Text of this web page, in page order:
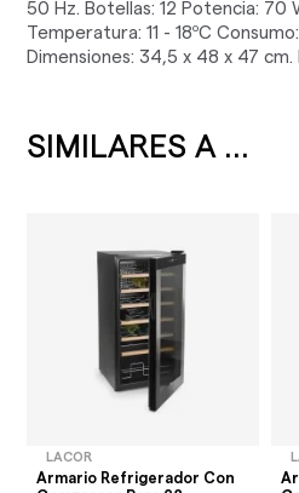
50 Hz. Botellas: 12 Potencia: 70
Temperatura: 11 - 18ºC
Dimensiones: 34,5 x 48 x 47 cm.
SIMILARES A ...
LACOR
Armario Refrigerador Con